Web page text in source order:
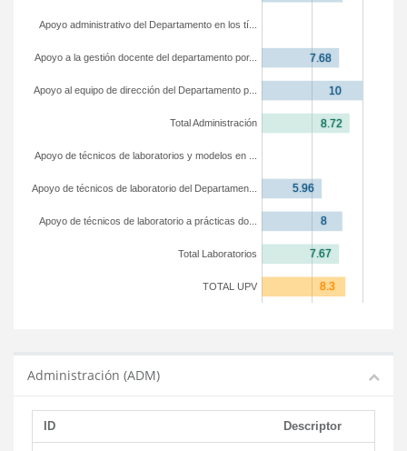
TOTAL UPV
Total Laboratorios
Apoyo de técnicos de laboratorio a prácticas do...
Apoyo de técnicos de laboratorio del Departamen...
Apoyo de técnicos de laboratorios y modelos en ...
Total Administración
Apoyo al equipo de dirección del Departamento p...
Apoyo a la gestión docente del departamento por...
Apoyo administrativo del Departamento en los tí...
Administración (ADM)
ID Descriptor